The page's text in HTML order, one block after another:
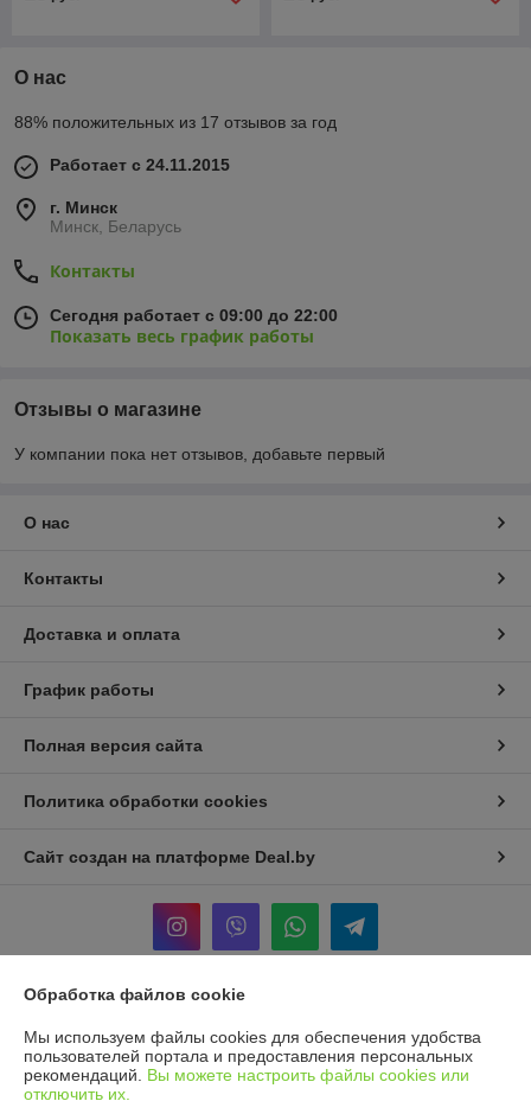
О нас
88% положительных из 17 отзывов за год
Работает с 24.11.2015
г. Минск
Минск, Беларусь
Контакты
Сегодня работает с 09:00 до 22:00
Показать весь график работы
Отзывы о магазине
У компании пока нет отзывов, добавьте первый
О нас
Контакты
Доставка и оплата
График работы
Полная версия сайта
Политика обработки cookies
Сайт создан на платформе Deal.by
Юридическое лицо:Общество с ограниченной ответственностью
«Торговая компания Эверест»
Минск, ул Логойский тракт 37
Обработка файлов cookie
Мы используем файлы cookies для обеспечения удобства
пользователей портала и предоставления персональных
рекомендаций. Вы можете настроить файлы cookies или
отключить их.